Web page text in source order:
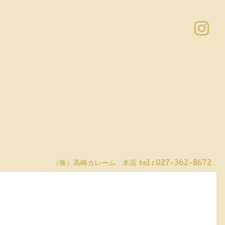
（株）高崎カレーム 本店 tel : 027-362-8672